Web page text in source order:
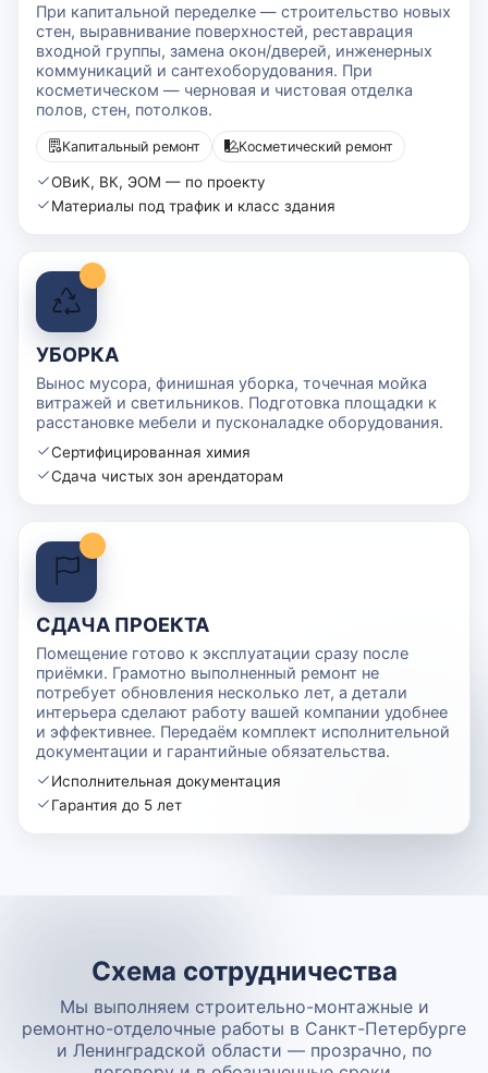
При капитальной переделке — строительство новых
стен, выравнивание поверхностей, реставрация
входной группы, замена окон/дверей, инженерных
коммуникаций и сантехоборудования. При
косметическом — черновая и чистовая отделка
полов, стен, потолков.
Капитальный ремонт Косметический ремонт
ОВиК, ВК, ЭОМ — по проекту
Материалы под трафик и класс здания
УБОРКА
Вынос мусора, финишная уборка, точечная мойка
витражей и светильников. Подготовка площадки к
расстановке мебели и пусконаладке оборудования.
Сертифицированная химия
Сдача чистых зон арендаторам
СДАЧА ПРОЕКТА
Помещение готово к эксплуатации сразу после
приёмки. Грамотно выполненный ремонт не
потребует обновления несколько лет, а детали
интерьера сделают работу вашей компании удобнее
и эффективнее. Передаём комплект исполнительной
документации и гарантийные обязательства.
Исполнительная документация
Гарантия до 5 лет
Схема сотрудничества
Мы выполняем строительно-монтажные и
ремонтно-отделочные работы в Санкт-Петербурге
и Ленинградской области — прозрачно, по